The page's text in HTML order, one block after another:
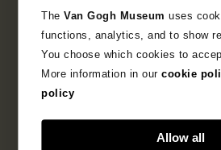
TheVan Gogh Museumuses
functions, analytics, and to show
You choose which cookies to
More information in ourcookie
policy
Allow all
Directeur galerie
Le Barc, Monsieur